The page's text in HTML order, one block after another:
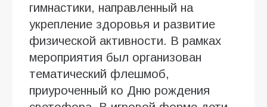
гимнастики, направленный на
укрепление здоровья и развитие
физической активности. В рамках
мероприятия был организован
тематический флешмоб,
приуроченный ко Дню рождения